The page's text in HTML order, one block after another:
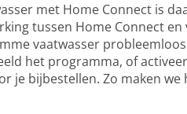
met Home Connect is
tussen Home Connect
vaatwasser
het programma, of
je bijbestellen. Zo maken we